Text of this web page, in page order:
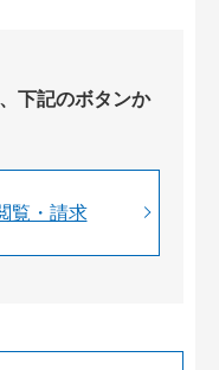
下記のボタンか
覧・請求